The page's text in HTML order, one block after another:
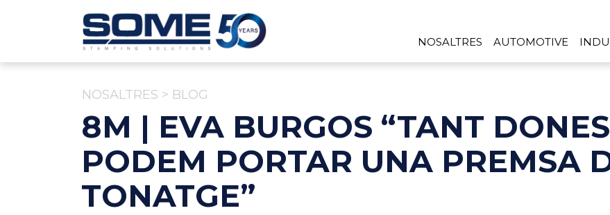
NOSALTRES
AUTOMOTIVE
NOSALTRES > BLOG
8M | EVA BURGOS “TANT
PODEM PORTAR UNA PREMSA
TONATGE”